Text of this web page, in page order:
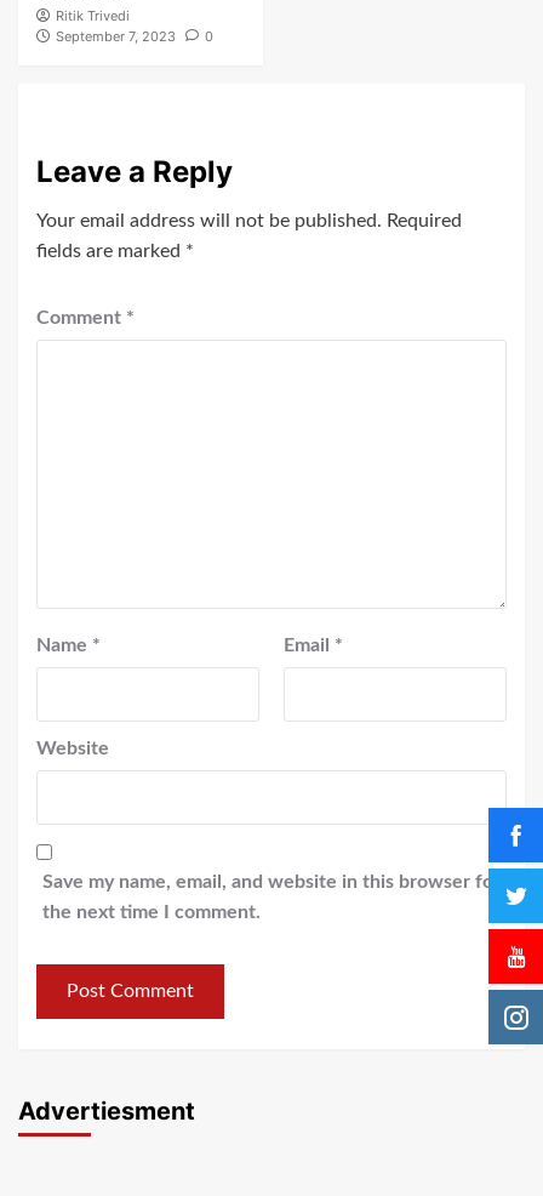
Ritik Trivedi
September 7, 2023
0
Leave a Reply
Your email address will not be published. Required
fields are marked *
Comment *
Name * Email *
Website
Save my name, email, and website in this browser for
the next time I comment.
Advertiesment